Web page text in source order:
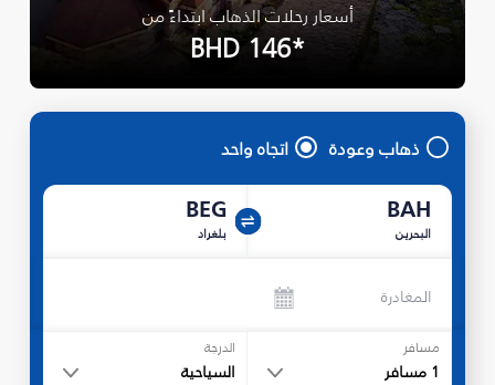
أسعار رحلات الذهاب ابتداءً من
*BHD 146
ذهاب وعودة اتجاه واحد
BAH
البحرين
BEG
بلغراد
المغادرة
مسافر
1 مسافر
الدرجة
السياحية